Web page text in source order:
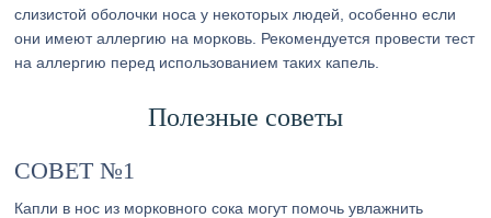
слизистой оболочки носа у некоторых людей, особенно если
они имеют аллергию на морковь. Рекомендуется провести тест
на аллергию перед использованием таких капель.
Полезные советы
СОВЕТ №1
Капли в нос из морковного сока могут помочь увлажнить